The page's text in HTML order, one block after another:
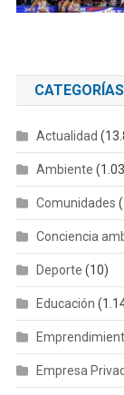
CATEGORÍAS
Actualidad
Ambiente
Comunidades
Conciencia
Deporte (10)
Educación
Empresa